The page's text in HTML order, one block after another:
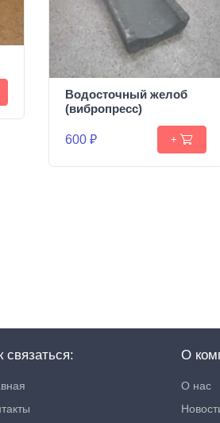
Водосточный желоб
(вибропресс)
600 ₽ +
связаться: О
О нас